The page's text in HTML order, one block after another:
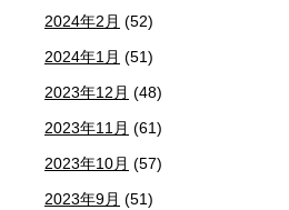
2024年2月 (52)
2024年1月 (51)
2023年12月 (48)
2023年11月 (61)
2023年10月 (57)
2023年9月 (51)